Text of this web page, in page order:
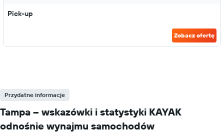
Pick-up
Zobacz ofertę
Przydatne informacje
Tampa – wskazówki i statystyki KAYAK
odnośnie wynajmu samochodów